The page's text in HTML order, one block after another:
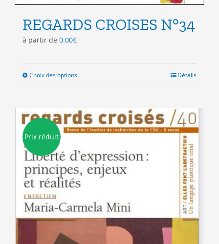
REGARDS CROISES N°34
à partir de 0.00€
Choix des optionsCe
plusieurs
variations.
Les
peuvent
être
choisies
sur
page
du
Détails
Prix réduit